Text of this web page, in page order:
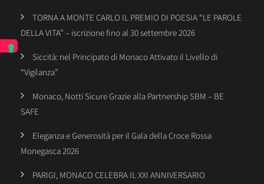
TORNA A MONTE CARLO IL PREMIO DI POESIA “LE PAROLE
DELLA VITA” – iscrizione fino al 30 settembre 2026
Siccità: nel Principato di Monaco Attivato il Livello di
“Vigilanza”
Monaco, Notti Sicure Grazie alla Partnership SBM – BE
SAFE
Eleganza e Generosità per il Gala della Croce Rossa
Monegasca 2026
PARIGI, MONACO CELEBRA IL XXI ANNIVERSARIO